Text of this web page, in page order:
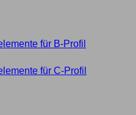
für B-Profil
für C-Profil